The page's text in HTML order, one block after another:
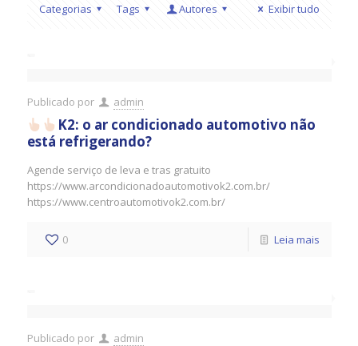
Categorias Tags Autores Exibir tudo
Publicado por admin
K2: o ar condicionado automotivo não
está refrigerando?
Agende serviço de leva e tras gratuito
https://www.arcondicionadoautomotivok2.com.br/
https://www.centroautomotivok2.com.br/
0 Leia mais
Publicado por admin